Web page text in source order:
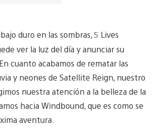
duro en las sombras, 5 Lives
ver la luz del día y anunciar su
cuanto acabamos de rematar las
y neones de Satellite Reign, nuestro
nuestra atención a la belleza de la
hacia Windbound, que es como se
aventura.